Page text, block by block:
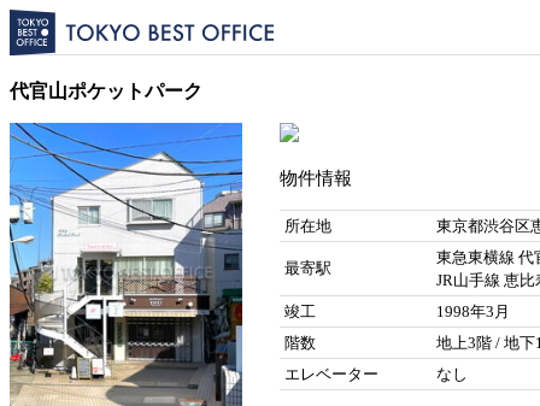
代官山ポケットパーク
物件情報
所在地 東京都渋谷区
最寄駅
東急東横線 代
JR山手線 恵比
竣工
1998年3月
階数
地上3階 / 地下
エレベーター
なし